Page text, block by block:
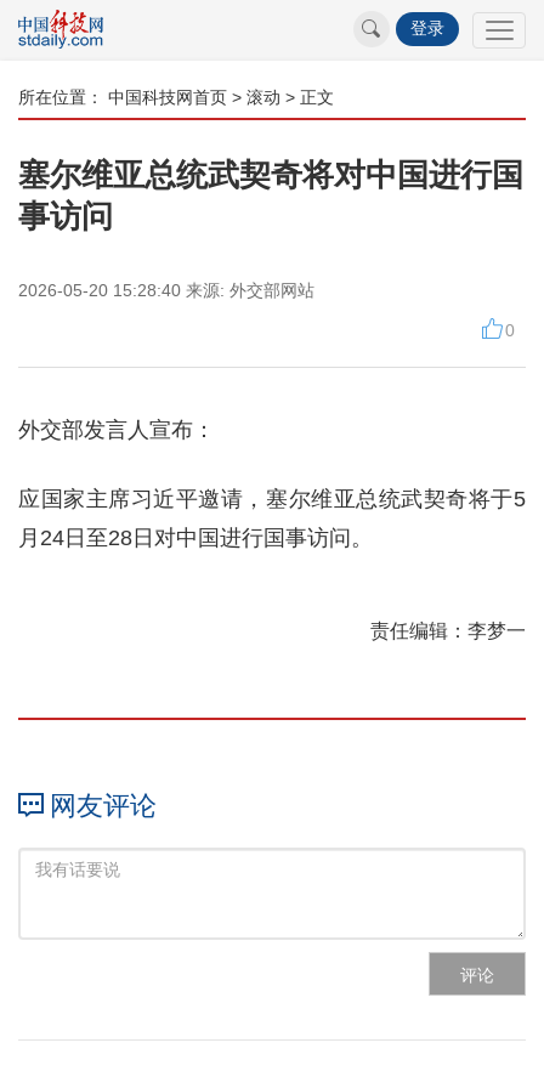
登录
所在位置： 中国科技网首页 > 滚动 > 正文
塞尔维亚总统武契奇将对中国进行国
事访问
2026-05-20 15:28:40 来源: 外交部网站
0
外交部发言人宣布：
应国家主席习近平邀请，塞尔维亚总统武契奇将于5
月24日至28日对中国进行国事访问。
责任编辑：李梦一
网友评论
评论